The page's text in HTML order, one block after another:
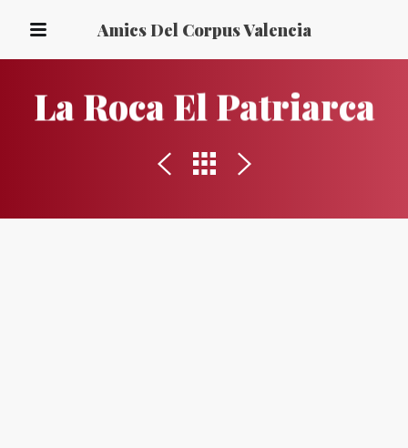
Amics Del Corpus Valencia
La Roca El Patriarca